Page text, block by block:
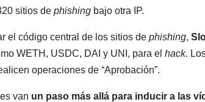
sitios de phishing bajo otra IP.
el código central de los sitios de phishing,
WETH, USDC, DAI y UNI, para el hack.
operaciones de “Aprobación”.
van un paso más allá para inducir a las